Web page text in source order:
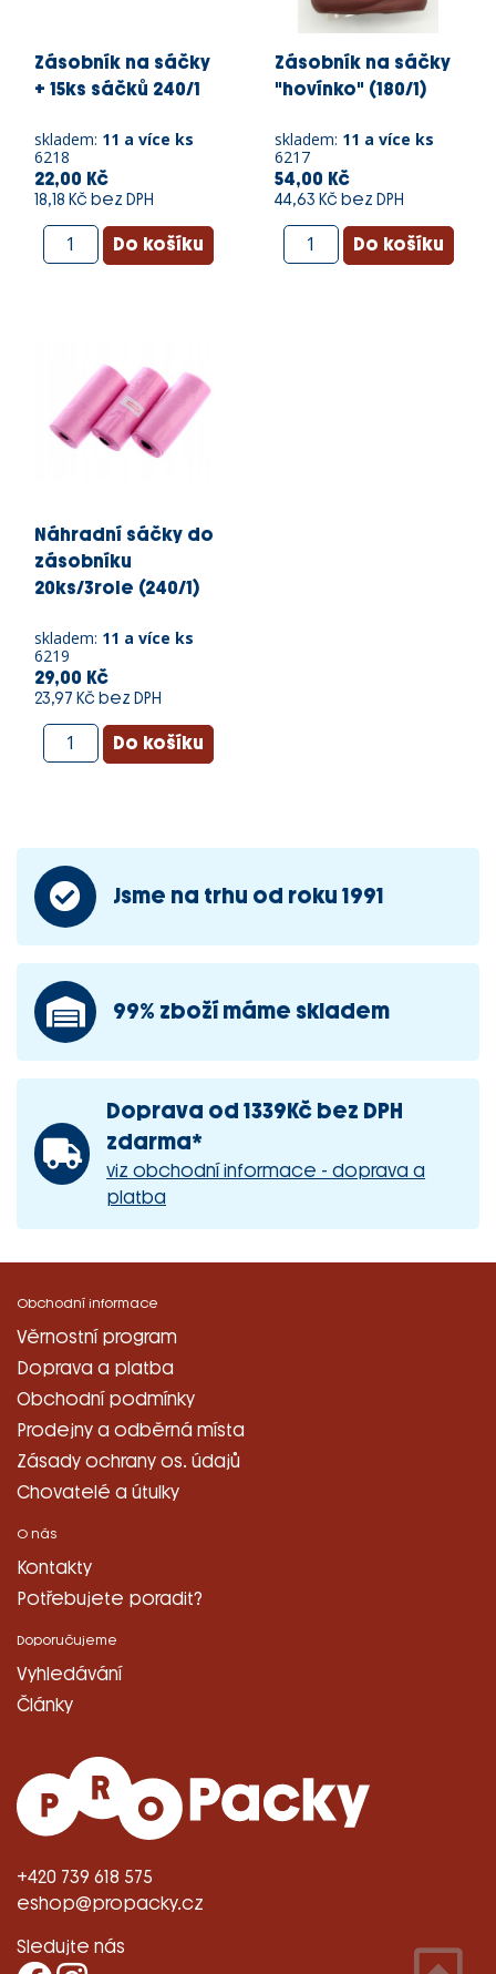
Zásobník na sáčky
+ 15ks sáčků 240/1
skladem: 11 a více ks
6218
22,00 Kč
18,18 Kč bez DPH
Zásobník na sáčky
"hovínko" (180/1)
skladem: 11 a více ks
6217
54,00 Kč
44,63 Kč bez DPH
Náhradní sáčky do
zásobníku
20ks/3role (240/1)
skladem: 11 a více ks
6219
29,00 Kč
23,97 Kč bez DPH
Jsme na trhu od roku 1991
99% zboží máme skladem
Doprava od 1339Kč bez DPH
zdarma*
viz obchodní informace - doprava a
platba
+420 739 618 575
eshop@propacky.cz
Sledujte nás
Obchodní informace
Věrnostní program
Doprava a platba
Obchodní podmínky
Prodejny a odběrná místa
Zásady ochrany os. údajů
Chovatelé a útulky
O nás
Kontakty
Potřebujete poradit?
Doporučujeme
Vyhledávání
Články